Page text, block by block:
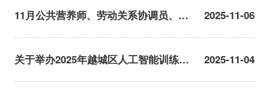
11月公共营养师、劳动关系协调员、企
2025-11-06
关于举办2025年越城区人工智能训练师
2025-11-04